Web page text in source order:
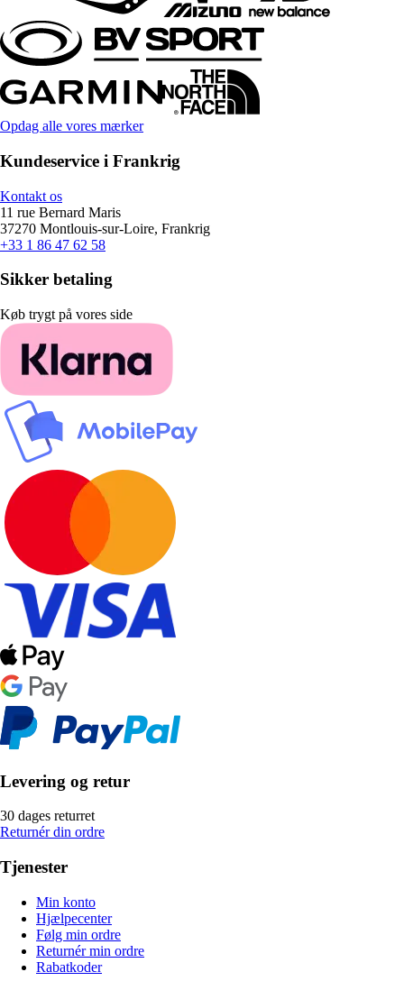
Opdag alle vores mærker
Kundeservice i Frankrig
Kontakt os
11 rue Bernard Maris
37270 Montlouis-sur-Loire, Frankrig
+33 1 86 47 62 58
Sikker betaling
Køb trygt på vores side
Levering og retur
30 dages returret
Returnér din ordre
Tjenester
Min konto
Hjælpecenter
Følg min ordre
Returnér min ordre
Rabatkoder